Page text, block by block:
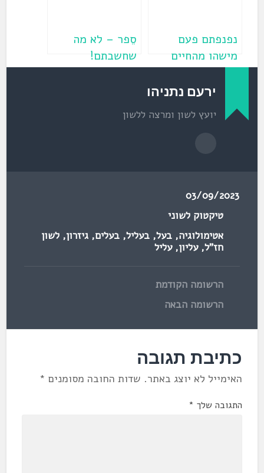
נפנפתם פעם
מישהו מהחיים
שלכם? ‏(פרשת צו‏)
סֵפר – לא מה
שחשבתם!
ירעם נתניהו
יועץ לשון ומרצה ללשון
03/09/2023
טיקטוק לשוני
אטימולוגיה,בעל,בעליל,בעלים,גיזרון,לשון
חז"ל,עליון,עליל
הרשומה הקודמת
הרשומה הבאה
כתיבת תגובה
האימייל לא יוצג באתר. שדות החובה מסומנים *
התגובה שלך *